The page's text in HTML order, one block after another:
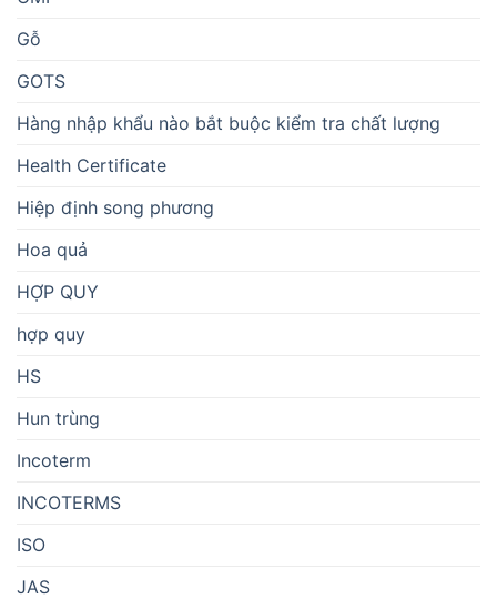
Gỗ
GOTS
Hàng nhập khẩu nào bắt buộc kiểm tra chất lượng
Health Certificate
Hiệp định song phương
Hoa quả
HỢP QUY
hợp quy
HS
Hun trùng
Incoterm
INCOTERMS
ISO
JAS